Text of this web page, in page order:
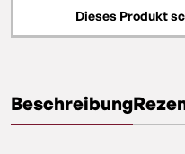
Dieses Produkt
Beschreibung